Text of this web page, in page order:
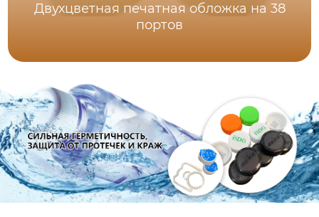
Двухцветная печатная обложка на 38
портов